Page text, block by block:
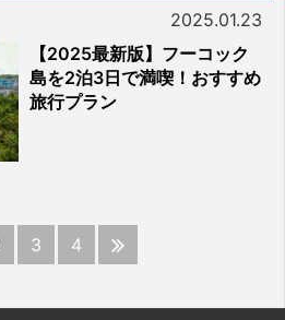
2025.01.23
【2025最新版】フーコック
島を2泊3日で満喫！おすすめ
旅行プラン
3 4